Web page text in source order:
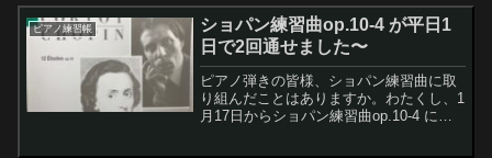
ピアノ練習帳
ショパン練習曲op.10-4 が平日1
日で2回通せました〜
ピアノ弾きの皆様、ショパン練習曲に取
り組んだことはありますか。わたくし、1
月17日からショパン練習曲op.10-4 に取